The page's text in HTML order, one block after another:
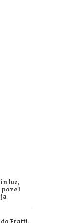
luz,
por el
Fratti,